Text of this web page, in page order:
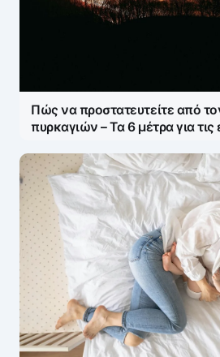
Πώς να προστατευτείτε από
πυρκαγιών – Τα 6 μέτρα για